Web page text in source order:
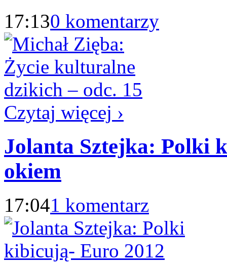
17:130 komentarzy
Czytaj więcej ›
Jolanta Sztejka: Polki
okiem
17:041 komentarz